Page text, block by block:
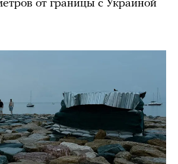
от границы с Украиной